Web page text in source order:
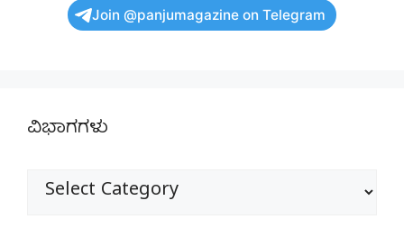
Join @panjumagazine on Telegram
ವಿಭಾಗಗಳು
ವಿಭಾಗಗಳು